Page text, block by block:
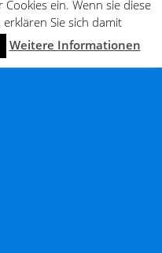
ein. Wenn sie diese
Sie sich damit
Weitere Informationen